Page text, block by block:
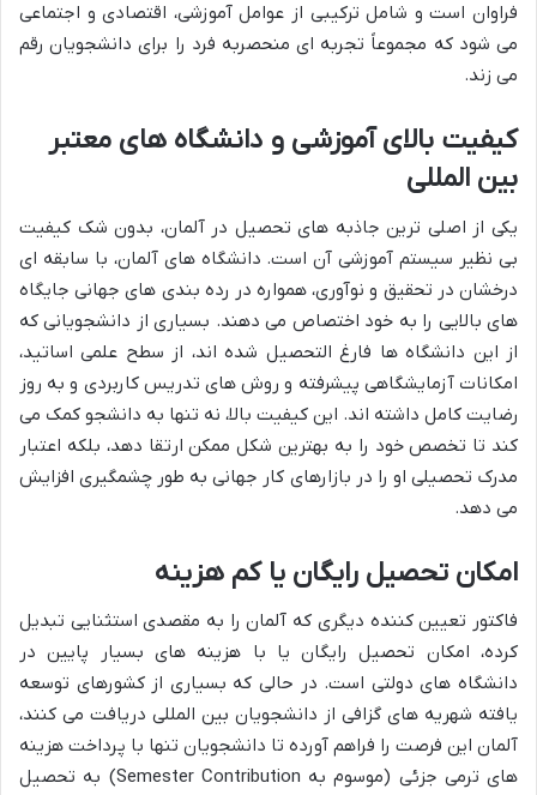
فراوان است و شامل ترکیبی از عوامل آموزشی، اقتصادی و اجتماعی
می شود که مجموعاً تجربه ای منحصربه فرد را برای دانشجویان رقم
می زند.
کیفیت بالای آموزشی و دانشگاه های معتبر
بین المللی
یکی از اصلی ترین جاذبه های تحصیل در آلمان، بدون شک کیفیت
بی نظیر سیستم آموزشی آن است. دانشگاه های آلمان، با سابقه ای
درخشان در تحقیق و نوآوری، همواره در رده بندی های جهانی جایگاه
های بالایی را به خود اختصاص می دهند. بسیاری از دانشجویانی که
از این دانشگاه ها فارغ التحصیل شده اند، از سطح علمی اساتید،
امکانات آزمایشگاهی پیشرفته و روش های تدریس کاربردی و به روز
رضایت کامل داشته اند. این کیفیت بالا، نه تنها به دانشجو کمک می
کند تا تخصص خود را به بهترین شکل ممکن ارتقا دهد، بلکه اعتبار
مدرک تحصیلی او را در بازارهای کار جهانی به طور چشمگیری افزایش
می دهد.
امکان تحصیل رایگان یا کم هزینه
فاکتور تعیین کننده دیگری که آلمان را به مقصدی استثنایی تبدیل
کرده، امکان تحصیل رایگان یا با هزینه های بسیار پایین در
دانشگاه های دولتی است. در حالی که بسیاری از کشورهای توسعه
یافته شهریه های گزافی از دانشجویان بین المللی دریافت می کنند،
آلمان این فرصت را فراهم آورده تا دانشجویان تنها با پرداخت هزینه
های ترمی جزئی (موسوم به Semester Contribution) به تحصیل